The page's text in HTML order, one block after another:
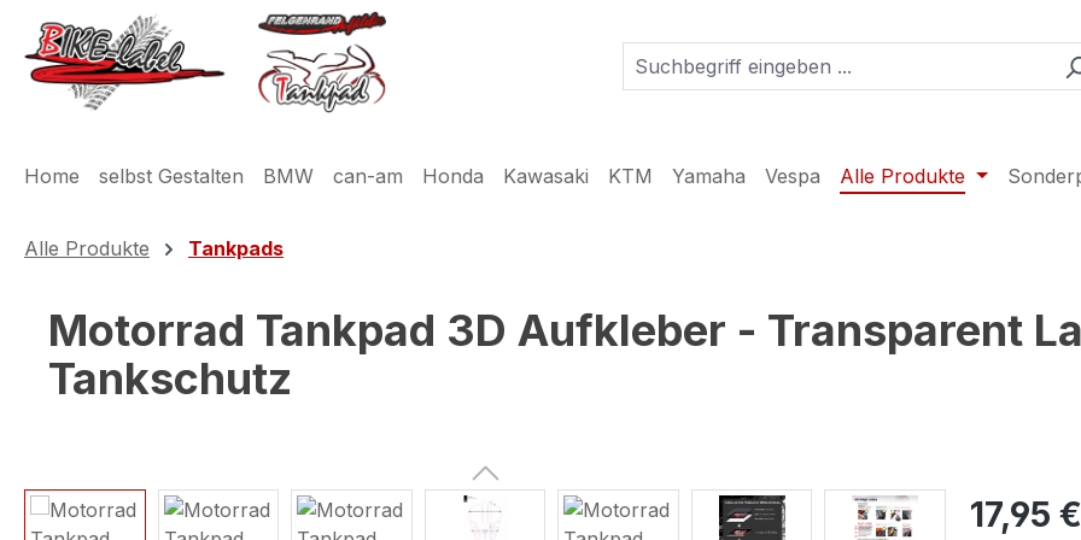
Hauptinhalt springen
Zur Suche springen
Zur Hauptnavigation springen
Home selbst Gestalten BMW can-am Honda Kawasaki KTM Yamaha Vespa Alle Produkte
Alle Produkte Tankpads
Motorrad Tankpad 3D Aufkleber - Transparent
Tankschutz
Bildergalerie überspringen 17,95 €